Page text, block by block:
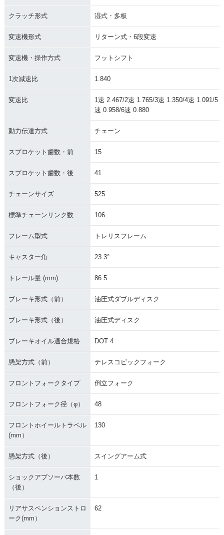
クラッチ形式 湿式・多板
変速機形式 リターン式・6段変速
変速機・操作方式 フットシフト
1次減速比 1.840
変速比
1速 2.467/2速 1.765/3速 1.350/4速 1.091/5
速 0.958/6速 0.880
動力伝達方式 チェーン
スプロケット歯数・前 15
スプロケット歯数・後 41
チェーンサイズ 525
標準チェーンリンク数 106
フレーム型式 トレリスフレーム
キャスター角 23.3°
トレール量 (mm) 86.5
ブレーキ形式（前） 油圧式ダブルディスク
ブレーキ形式（後） 油圧式ディスク
ブレーキオイル適合規格 DOT 4
懸架方式（前） テレスコピックフォーク
フロントフォークタイプ 倒立フォーク
フロントフォーク径（φ） 48
フロントホイールトラベル
(mm）
130
懸架方式（後） スイングアーム式
ショックアブソーバ本数
（後）
1
リアサスペンションストロ
ーク(mm）
62